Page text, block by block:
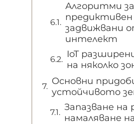
Алгоритми за
задвижвани
интелект
IoT
на няколко
Основни
устойчивото
Запазване на
намаляване